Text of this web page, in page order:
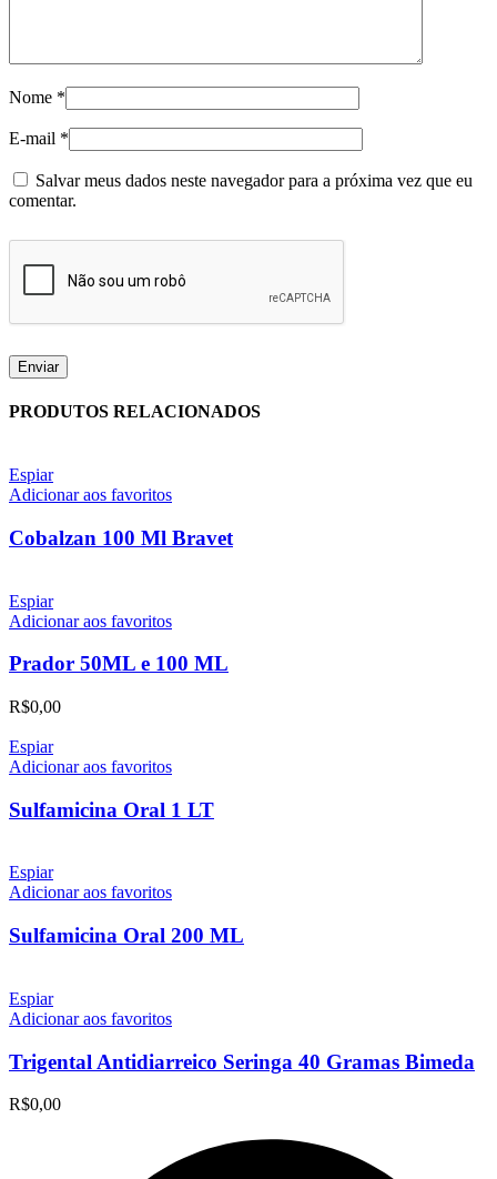
Nome *
E-mail *
Salvar meus dados neste navegador para a próxima vez que eu
comentar.
PRODUTOS RELACIONADOS
Espiar
Adicionar aos favoritos
Cobalzan 100 Ml Bravet
Espiar
Adicionar aos favoritos
Prador 50ML e 100 ML
R$0,00
Espiar
Adicionar aos favoritos
Sulfamicina Oral 1 LT
Espiar
Adicionar aos favoritos
Sulfamicina Oral 200 ML
Espiar
Adicionar aos favoritos
Trigental Antidiarreico Seringa 40 Gramas Bimeda
R$0,00